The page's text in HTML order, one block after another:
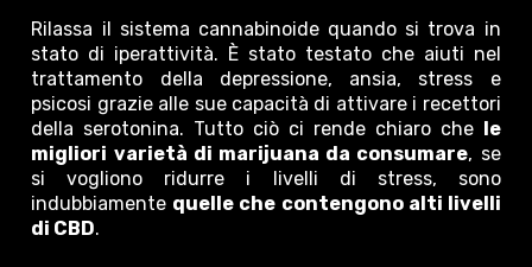
Rilassa il sistema cannabinoide quando si trova in
stato di iperattività. È stato testato che aiuti nel
trattamento della depressione, ansia, stress e
psicosi grazie alle sue capacità di attivare i recettori
della serotonina. Tutto ciò ci rende chiaro che le
migliori varietà di marijuana da consumare, se
si vogliono ridurre i livelli di stress, sono
indubbiamente quelle che contengono alti livelli
di CBD.